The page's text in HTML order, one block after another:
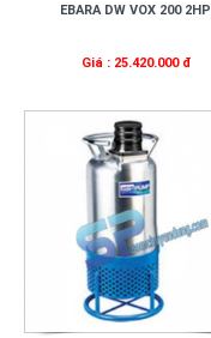
EBARA DW VOX 200 2HP
Giá : 25.420.000 đ